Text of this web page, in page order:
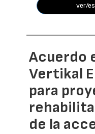
ver/
Acuerdo
Vertikal
para
de la